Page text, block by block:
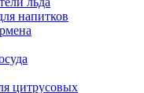
напитков
цитрусовых